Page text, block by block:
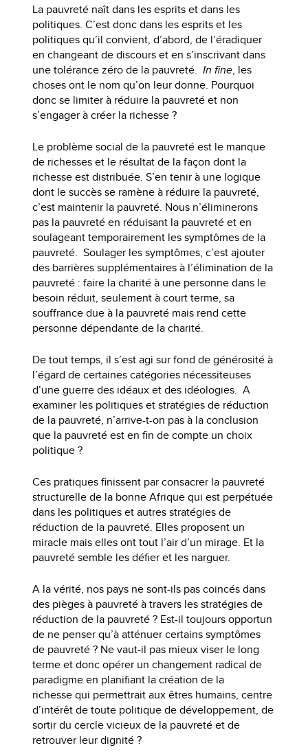
La pauvreté naît dans les esprits et dans les
politiques. C’est donc dans les esprits et les
politiques qu’il convient, d’abord, de l’éradiquer
en changeant de discours et en s’inscrivant dans
une tolérance zéro de la pauvreté. In fine, les
choses ont le nom qu’on leur donne. Pourquoi
donc se limiter à réduire la pauvreté et non
s’engager à créer la richesse ?
Le problème social de la pauvreté est le manque
de richesses et le résultat de la façon dont la
richesse est distribuée. S’en tenir à une logique
dont le succès se ramène à réduire la pauvreté,
c’est maintenir la pauvreté. Nous n’éliminerons
pas la pauvreté en réduisant la pauvreté et en
soulageant temporairement les symptômes de la
pauvreté. Soulager les symptômes, c’est ajouter
des barrières supplémentaires à l’élimination de la
pauvreté : faire la charité à une personne dans le
besoin réduit, seulement à court terme, sa
souffrance due à la pauvreté mais rend cette
personne dépendante de la charité.
De tout temps, il s’est agi sur fond de générosité à
l’égard de certaines catégories nécessiteuses
d’une guerre des idéaux et des idéologies. A
examiner les politiques et stratégies de réduction
de la pauvreté, n’arrive-t-on pas à la conclusion
que la pauvreté est en fin de compte un choix
politique ?
Ces pratiques finissent par consacrer la pauvreté
structurelle de la bonne Afrique qui est perpétuée
dans les politiques et autres stratégies de
réduction de la pauvreté. Elles proposent un
miracle mais elles ont tout l’air d’un mirage. Et la
pauvreté semble les défier et les narguer.
A la vérité, nos pays ne sont-ils pas coincés dans
des pièges à pauvreté à travers les stratégies de
réduction de la pauvreté ? Est-il toujours opportun
de ne penser qu’à atténuer certains symptômes
de pauvreté ? Ne vaut-il pas mieux viser le long
terme et donc opérer un changement radical de
paradigme en planifiant la création de la
richesse qui permettrait aux êtres humains, centre
d’intérêt de toute politique de développement, de
sortir du cercle vicieux de la pauvreté et de
retrouver leur dignité ?